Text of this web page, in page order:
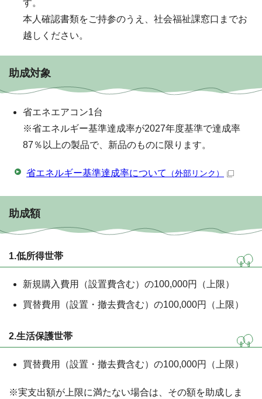
す。
本人確認書類をご持参のうえ、社会福祉課窓口までお
越しください。
助成対象
省エネエアコン1台
※省エネルギー基準達成率が2027年度基準で達成率
87％以上の製品で、新品のものに限ります。
省エネルギー基準達成率について （外部リンク）
助成額
1.低所得世帯
新規購入費用（設置費含む）の100,000円（上限）
買替費用（設置・撤去費含む）の100,000円（上限）
2.生活保護世帯
買替費用（設置・撤去費含む）の100,000円（上限）
※実支出額が上限に満たない場合は、その額を助成しま